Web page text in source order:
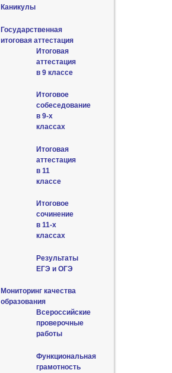
Каникулы
Государственная
итоговая аттестация
Итоговая
аттестация
в 9 классе
Итоговое
собеседование
в 9-х
классах
Итоговая
аттестация
в 11
классе
Итоговое
сочинение
в 11-х
классах
Результаты
ЕГЭ и ОГЭ
Мониторинг качества
образования
Всероссийские
проверочные
работы
Функциональная
грамотность